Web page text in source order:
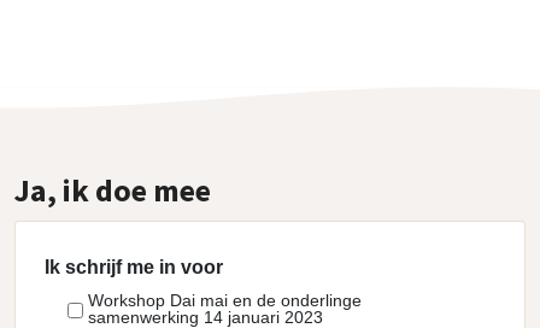
Ja, ik doe mee
Ik schrijf me in voor
Workshop Dai mai en de onderlinge
samenwerking 14 januari 2023